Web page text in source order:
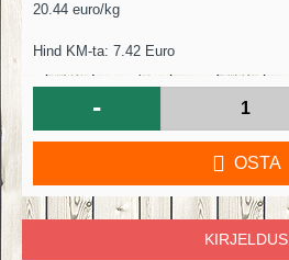
20.44 euro/kg
Hind KM-ta: 7.42 Euro
-
OSTA
KIRJELDUS